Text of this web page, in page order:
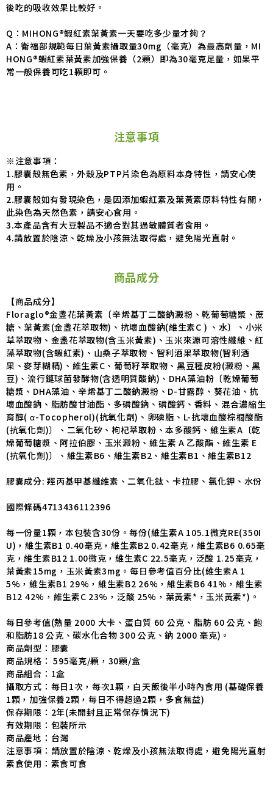
後吃的吸收效果比較好。
Q：MIHONG®蝦紅素葉黃素一天要吃多少量才夠？
A：衛福部規範每日葉黃素攝取量30mg（毫克）為最高劑量，MI
HONG®蝦紅素葉黃素加強保養（2顆）即為30毫克足量，如果平
常一般保養可吃1顆即可。
注意事項
※注意事項：
1.膠囊殼無色素，外殼及PTP片染色為原料本身特性，請安心使
用。
2.膠囊殼如有發現染色，是因添加蝦紅素及葉黃素原料特性有關，
此染色為天然色素，請安心食用。
3.本產品含有大豆製品不適合對其過敏體質者食用。
4.請放置於陰涼、乾燥及小孩無法取得處，避免陽光直射。
商品成分
【商品成分】
Floraglo®金盞花葉黃素〔辛烯基丁二酸鈉澱粉、乾葡萄糖漿、蔗
糖、葉黃素(金盞花萃取物)、抗壞血酸鈉(維生素C ) 、水〕、小米
草萃取物、金盞花萃取物(含玉米黃素)、玉米來源可溶性纖維、紅
藻萃取物(含蝦紅素)、山桑子萃取物、智利酒果萃取物(智利酒
果、麥芽糊精)、維生素C、葡萄籽萃取物、黑豆種皮粉(澱粉、黑
豆)、流行鏈球菌發酵物(含透明質酸鈉)、DHA藻油粉〔乾燥葡萄
糖漿、DHA藻油、辛烯基丁二酸鈉澱粉、D-甘露醇、葵花油、抗
壞血酸鈉、脂肪酸甘油酯、多磷酸鈉、磷酸鈣、香料、混合濃縮生
育醇( α-Tocopherol)(抗氧化劑)、卵磷脂、L-抗壞血酸棕櫚酸酯
(抗氧化劑)〕、二氧化矽、枸杞萃取粉、本多酸鈣、維生素A〔乾
燥葡萄糖漿、阿拉伯膠、玉米澱粉、維生素 A 乙酸酯、維生素 E
(抗氧化劑)〕、維生素B6、維生素B2、維生素B1、維生素B12
膠囊成分: 羥丙基甲基纖維素、二氧化鈦、卡拉膠、氯化鉀、水份
國際條碼4713436112396
每一份量1顆，本包裝含30份。每份(維生素A 105.1微克RE(350I
U)，維生素B1 0.40毫克，維生素B2 0.42毫克，維生素B6 0.65毫
克，維生素B12 1.00微克，維生素C 22.5毫克，泛酸 1.25毫克，
葉黃素15mg，玉米黃素3mg。每日參考值百分比(維生素A 1
5%，維生素B1 29%，維生素B2 26%，維生素B6 41%，維生素
B12 42%，維生素C 23%，泛酸 25%，葉黃素*，玉米黃素*)。
每日參考值(熱量 2000 大卡、蛋白質 60 公克、脂肪 60 公克、飽
和脂肪18 公克、碳水化合物 300 公克、鈉 2000 毫克)。
商品劑型：膠囊
商品規格： 595毫克/顆，30顆/盒
商品組合：1盒
攝取方式：每日1次，每次1顆，白天飯後半小時內食用 (基礎保養
1顆，加強保養2顆，每日不得超過2顆，多食無益)
保存期限：2年(未開封且正常保存情況下)
有效期限：包裝所示
商品產地：台灣
注意事項：請放置於陰涼、乾燥及小孩無法取得處，避免陽光直射
素食使用：素食可食